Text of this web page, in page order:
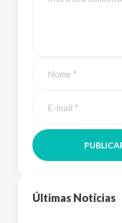
Últimas Notícias